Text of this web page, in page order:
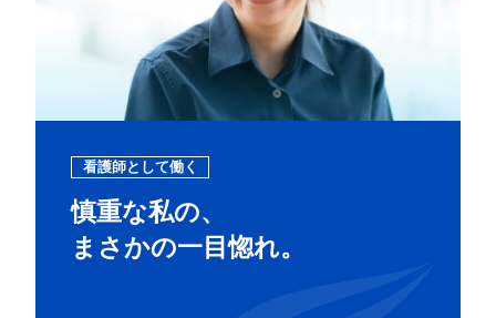
看護師として働く
慎重な私の、
まさかの一目惚れ。